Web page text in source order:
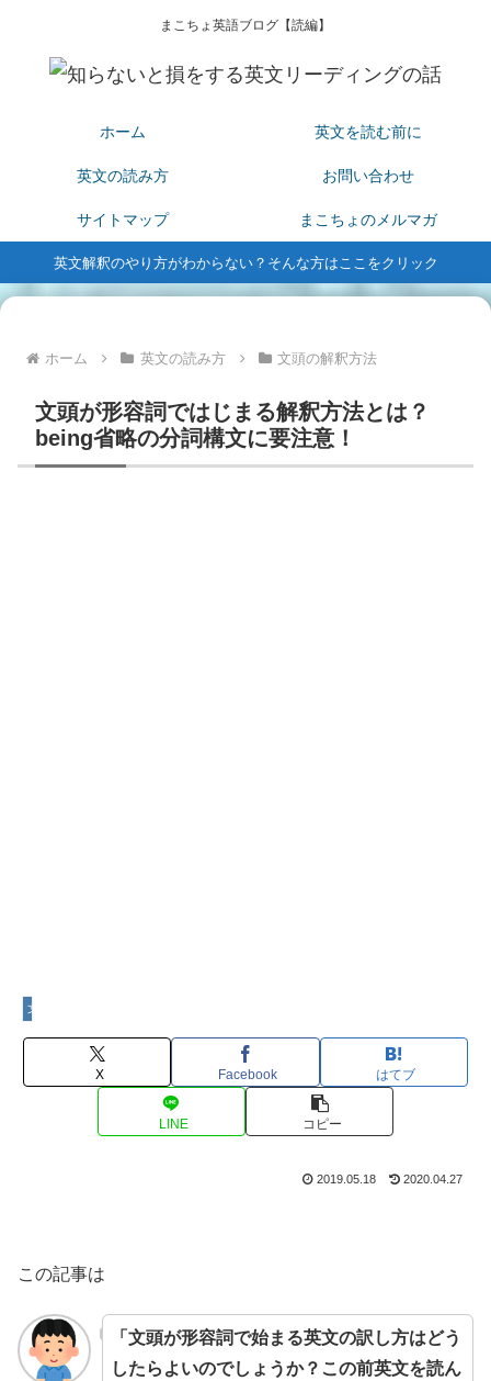
まこちょ英語ブログ【読編】
ホーム 英文を読む前に
英文の読み方 お問い合わせ
サイトマップ まこちょのメルマガ
英文解釈のやり方がわからない？そんな方はここをクリック
ホーム 英文の読み方 文頭の解釈方法
文頭が形容詞ではじまる解釈方法とは？
being省略の分詞構文に要注意！
文頭の解釈方法
X Facebook はてブ
LINE コピー
2019.05.18 2020.04.27
この記事は
「文頭が形容詞で始まる英文の訳し方はどう
したらよいのでしょうか？この前英文を読ん